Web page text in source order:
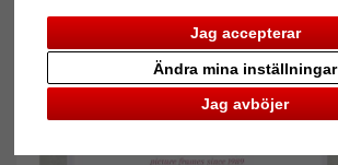
Jag accepterar
Jag avböjer
Ändra mina inställningar
Tillbaka